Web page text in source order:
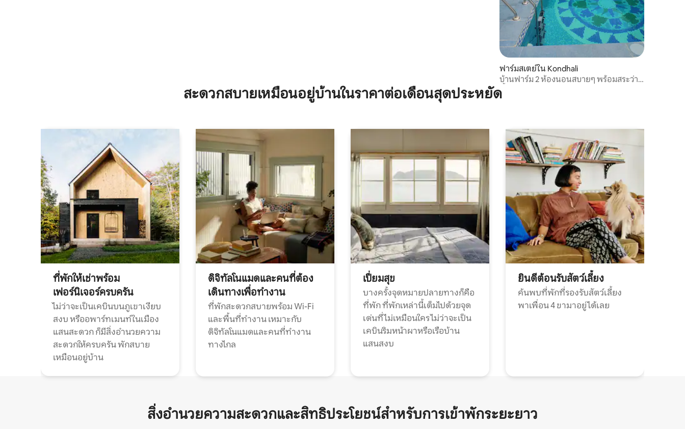
ฟาร์มสเตย์ใน Kondhali
บ้านฟาร์ม 2 ห้องนอนสบายๆ พร้อมสระว่าย
น้ำและเรนแดนซ์
สะดวกสบายเหมือนอยู่บ้านในราคาต่อเดือนสุดประหยัด
ที่พักให้เช่าพร้อม
เฟอร์นิเจอร์ครบครัน
ไม่ว่าจะเป็นเคบินบนภูเขาเงียบ
สงบ หรืออพาร์ทเมนท์ในเมือง
แสนสะดวก ก็มีสิ่งอำนวยความ
สะดวกให้ครบครัน พักสบาย
เหมือนอยู่บ้าน
ดิจิทัลโนแมดและคนที่ต้อง
เดินทางเพื่อทำงาน
ที่พักสะดวกสบายพร้อม Wi-Fi
และพื้นที่ทำงาน เหมาะกับ
ดิจิทัลโนแมดและคนที่ทำงาน
ทางไกล
เปี่ยมสุข
บางครั้งจุดหมายปลายทางก็คือ
ที่พัก ที่พักเหล่านี้เต็มไปด้วยจุด
เด่นที่ไม่เหมือนใคร ไม่ว่าจะเป็น
เคบินริมหน้าผาหรือเรือบ้าน
แสนสงบ
ยินดีต้อนรับสัตว์เลี้ยง
ค้นพบที่พักที่รองรับสัตว์เลี้ยง
พาเพื่อน 4 ขามาอยู่ได้เลย
สิ่งอำนวยความสะดวกและสิทธิประโยชน์สำหรับการเข้าพักระยะยาว